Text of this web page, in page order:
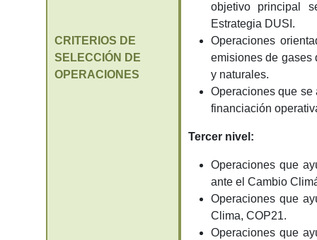
CRITERIOS DE
SELECCIÓN DE
OPERACIONES
objetivo principal
Estrategia DUSI.
Operaciones
emisiones de gases
y naturales.
Operaciones que
financiación
Tercer nivel:
Operaciones que
ante el Cambio
Operaciones que
Clima, COP21.
Operaciones que